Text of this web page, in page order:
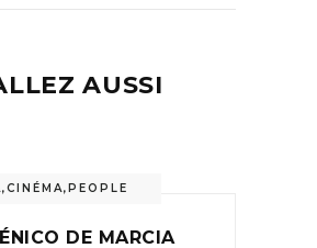
AUSSI
,CINÉMA, PEOPLE
DE MARCIA